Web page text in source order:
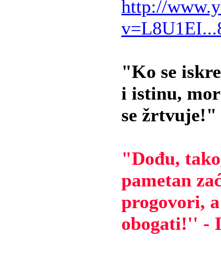
http://
"Ko se
i istinu,
se žrtvuje!"
"Dođu,
pametan
progovori,
obogati!'' -